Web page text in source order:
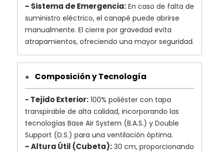
- Sistema de Emergencia: En caso de falta de
suministro eléctrico, el canapé puede abrirse
manualmente. El cierre por gravedad evita
atrapamientos, ofreciendo una mayor seguridad.
● Composición y Tecnología
- Tejido Exterior: 100% poliéster con tapa
transpirable de alta calidad, incorporando las
tecnologías Base Air System (B.A.S.) y Double
Support (D.S.) para una ventilación óptima.
- Altura Útil (Cubeta): 30 cm, proporcionando